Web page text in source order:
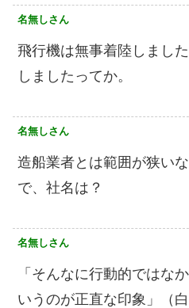
名無しさん
飛行機は無事着陸しまし
しましたってか。
名無しさん
造船業者とは範囲が狭いな
で、社名は？
名無しさん
「そんなに行動的ではな
いうのが正直な印象」（